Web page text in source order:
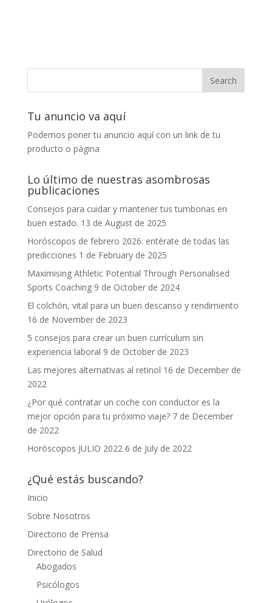
Tu anuncio va aquí
Podemos poner tu anuncio aquí con un link de tu
producto o página
Lo último de nuestras asombrosas
publicaciones
Consejos para cuidar y mantener tus tumbonas en
buen estado. 13 de August de 2025
Horóscopos de febrero 2026: entérate de todas las
predicciones 1 de February de 2025
Maximising Athletic Potential Through Personalised
Sports Coaching 9 de October de 2024
El colchón, vital para un buen descanso y rendimiento
16 de November de 2023
5 consejos para crear un buen currículum sin
experiencia laboral 9 de October de 2023
Las mejores alternativas al retinol 16 de December de
2022
¿Por qué contratar un coche con conductor es la
mejor opción para tu próximo viaje? 7 de December
de 2022
Horóscopos JULIO 2022 6 de July de 2022
¿Qué estás buscando?
Inicio
Sobre Nosotros
Directorio de Prensa
Directorio de Salud
Abogados
Psicólogos